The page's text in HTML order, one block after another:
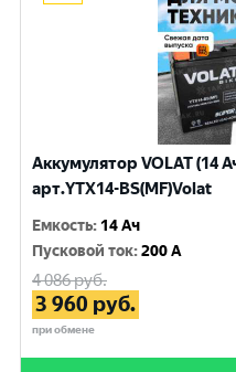
Аккумулятор VOLAT (14
арт.YTX14-BS(MF)Volat
Емкость: 14 Ач
Пусковой ток:200 A
4 086руб.
3 960 руб.
при обмене